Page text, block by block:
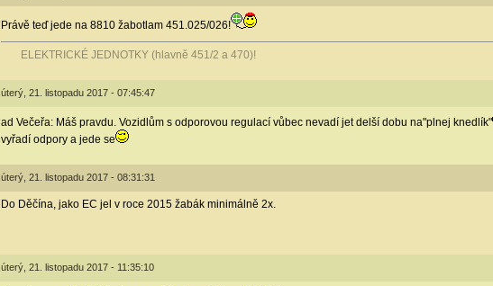
Právě teď jede na 8810 žabotlam 451.025/026!
ELEKTRICKÉ JEDNOTKY (hlavně 451/2 a 470)!
úterý, 21. listopadu 2017 - 07:45:47
ad Večeřa: Máš pravdu. Vozidlům s odporovou regulací vůbec nevadí jet delší dobu na"plnej knedlík"
vyřadí odpory a jede se
úterý, 21. listopadu 2017 - 08:31:31
Do Děčína, jako EC jel v roce 2015 žabák minimálně 2x.
úterý, 21. listopadu 2017 - 11:35:10